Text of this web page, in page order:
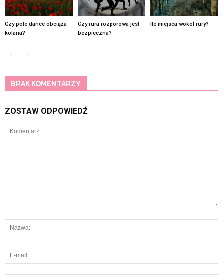
Czy pole dance obciąża
kolana?
Czy rura rozporowa jest
bezpieczna?
Ile miejsca wokół rury?
BRAK KOMENTARZY
ZOSTAW ODPOWIEDŹ